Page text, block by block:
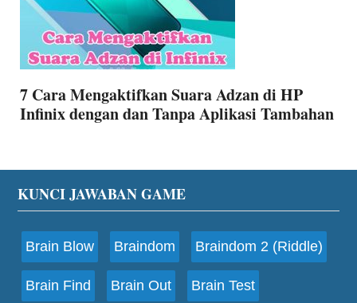
7 Cara Mengaktifkan Suara Adzan di HP
Infinix dengan dan Tanpa Aplikasi Tambahan
Footer
KUNCI JAWABAN GAME
Brain Blow Braindom Braindom 2 (Riddle)
Brain Find Brain Out Brain Test